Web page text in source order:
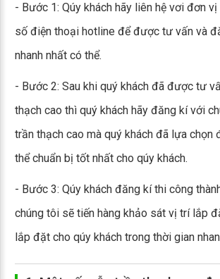
- Bước 1: Qúy khách hãy liên hệ vơi đơn
số điện thoại hotline để được tư vấn và
nhanh nhất có thể.
- Bước 2: Sau khi quý khách đã được tư
thạch cao thì quý khách hãy đăng kí với
trần thạch cao mà quý khách đã lựa chọn
thể chuẩn bị tốt nhất cho qúy khách.
- Bước 3: Qúy khách đăng kí thi công
chúng tôi sẽ tiến hàng khảo sát vị trí lắp
lắp đặt cho qúy khách trong thời gian